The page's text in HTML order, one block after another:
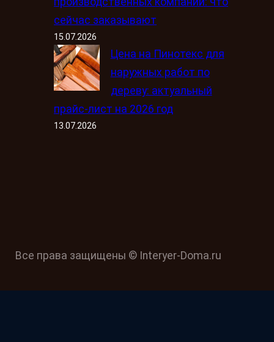
сейчас заказывают
15.07.2026
Цена на Пинотекс для
наружных работ по
дереву: актуальный
прайс-лист на 2026 год
13.07.2026
Все права защищены © Interyer-Doma.ru